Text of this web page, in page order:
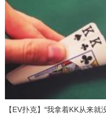
【EV扑克】“我拿着KK从来就